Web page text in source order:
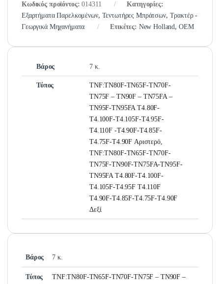
Κωδικός προϊόντος:014311
Κατηγορίες:
Εξαρτήματα Παρελκομένων, Τεντωτήρες Μπράτσων, Τρακτέρ -
Γεωργικά Μηχανήματα
Ετικέτες: New Holland, OEM
Βάρος 7 κ.
Τύπος
TNF:TN80F-TN65F-TN70F-
TN75F – TN90F – TN75FA –
TN95F-TN95FA T4.80F-
T4.100F-T4.105F-T4.95F-
T4.110F -T4.90F-T4.85F-
T4.75F-T4.90F Αριστερό,
TNF:TN80F-TN65F-TN70F-
TN75F-TN90F-TN75FA-TN95F-
TN95FA T4.80F-T4.100F-
T4.105F-T4.95F T4.110F
T4.90F-T4.85F-T4.75F-T4.90F
Δεξί
Βάρος 7 κ.
Τύπος TNF:TN80F-TN65F-TN70F-TN75F – TN90F –